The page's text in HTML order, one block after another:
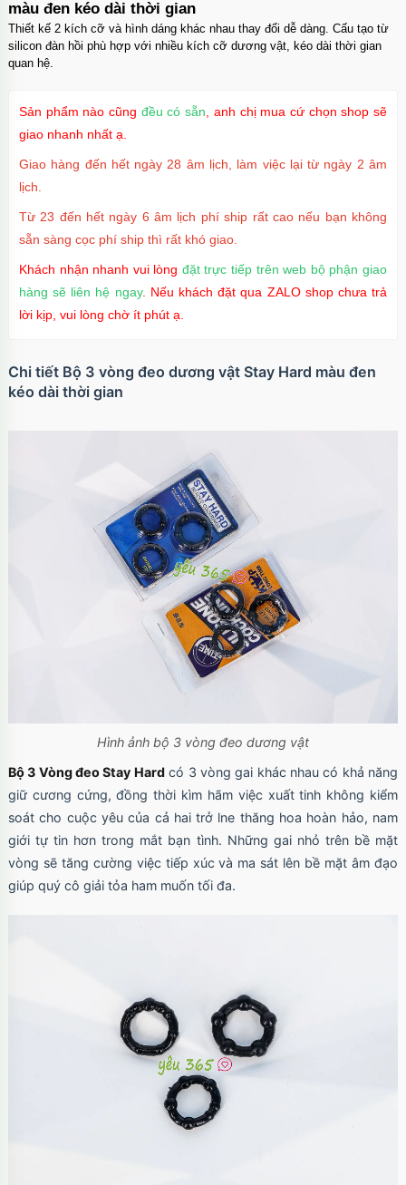
màu đen kéo dài thời gian
Thiết kế 2 kích cỡ và hình dáng khác nhau thay đổi dễ dàng. Cấu tạo từ
silicon đàn hồi phù hợp với nhiều kích cỡ dương vật, kéo dài thời gian
quan hệ.
Sản phẩm nào cũng đều có sẵn , anh chị mua cứ chọn shop sẽ
giao nhanh nhất ạ.
Giao hàng đến hết ngày 28 âm lịch, làm việc lại từ ngày 2 âm
lịch.
Từ 23 đến hết ngày 6 âm lịch phí ship rất cao nếu bạn không
sẵn sàng cọc phí ship thì rất khó giao.
Khách nhận nhanh vui lòng đặt trực tiếp trên web bộ phận giao
hàng sẽ liên hệ ngay. Nếu khách đặt qua ZALO shop chưa trả
lời kịp, vui lòng chờ ít phút ạ.
Chi tiết Bộ 3 vòng đeo dương vật Stay Hard màu đen
kéo dài thời gian
Hình ảnh bộ 3 vòng đeo dương vật
Bộ 3 Vòng đeo Stay Hardcó 3 vòng gai khác nhau có khả năng
giữ cương cứng, đồng thời kìm hãm việc xuất tinh không kiểm
soát cho cuộc yêu của cả hai trở lne thăng hoa hoàn hảo, nam
giới tự tin hơn trong mắt bạn tình. Những gai nhỏ trên bề mặt
vòng sẽ tăng cường việc tiếp xúc và ma sát lên bề mặt âm đạo
giúp quý cô giải tỏa ham muốn tối đa.